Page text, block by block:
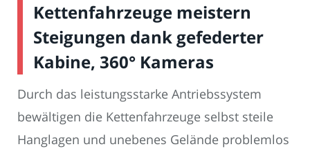
Kettenfahrzeuge meistern
Steigungen dank gefederter
Kabine, 360° Kameras
Durch das leistungsstarke Antriebssystem
bewältigen die Kettenfahrzeuge selbst steile
Hanglagen und unebenes Gelände problemlos